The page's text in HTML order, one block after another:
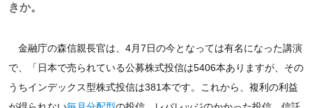
きか。
金融庁の森信親長官は、4月7日の今となっては有名になった講演
で、「日本で売られている公募株式投信は5406本ありますが、その
うちインデックス型株式投信は381本です。これから、複利の利益